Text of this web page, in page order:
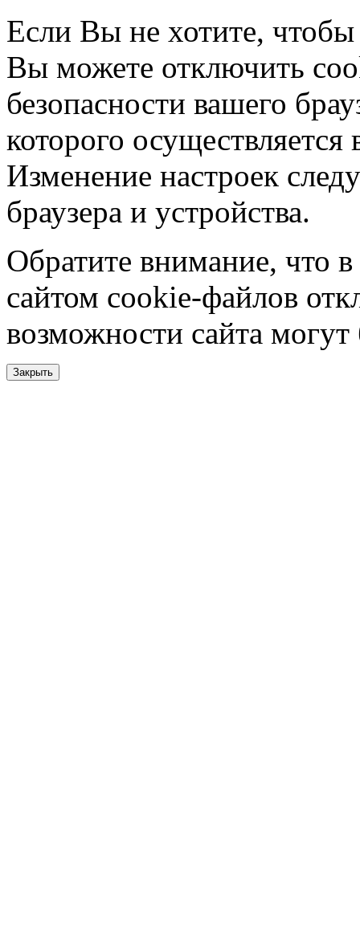
Если Вы не хотите,
Вы можете отключить
безопасности вашего
которого
Изменение настроек
браузера и устройства.
Обратите внимание, что в
сайтом cookie-файлов
возможности сайта
Закрыть